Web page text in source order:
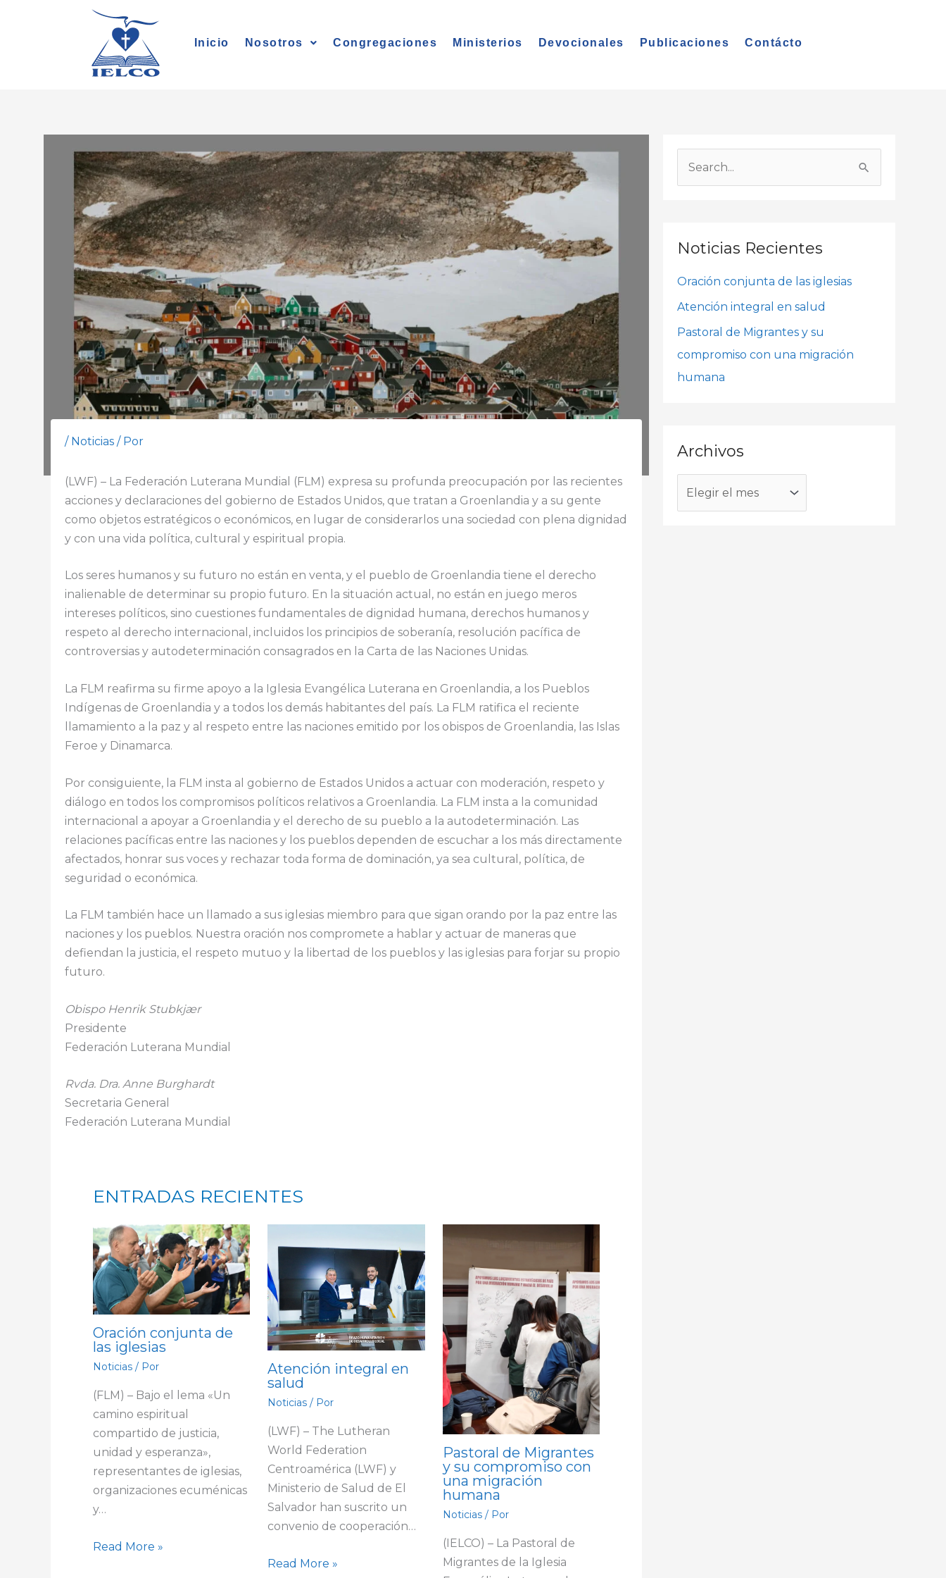
Inicio Nosotros Congregaciones Ministerios Devocionales Publicaciones Contácto
/ Noticias / Por
(LWF) – La Federación Luterana Mundial (FLM) expresa su profunda preocupación por las recientes
acciones y declaraciones del gobierno de Estados Unidos, que tratan a Groenlandia y a su gente
como objetos estratégicos o económicos, en lugar de considerarlos una sociedad con plena dignidad
y con una vida política, cultural y espiritual propia.
Los seres humanos y su futuro no están en venta, y el pueblo de Groenlandia tiene el derecho
inalienable de determinar su propio futuro. En la situación actual, no están en juego meros
intereses políticos, sino cuestiones fundamentales de dignidad humana, derechos humanos y
respeto al derecho internacional, incluidos los principios de soberanía, resolución pacífica de
controversias y autodeterminación consagrados en la Carta de las Naciones Unidas.
La FLM reafirma su firme apoyo a la Iglesia Evangélica Luterana en Groenlandia, a los Pueblos
Indígenas de Groenlandia y a todos los demás habitantes del país. La FLM ratifica el reciente
llamamiento a la paz y al respeto entre las naciones emitido por los obispos de Groenlandia, las Islas
Feroe y Dinamarca.
Por consiguiente, la FLM insta al gobierno de Estados Unidos a actuar con moderación, respeto y
diálogo en todos los compromisos políticos relativos a Groenlandia. La FLM insta a la comunidad
internacional a apoyar a Groenlandia y el derecho de su pueblo a la autodeterminación. Las
relaciones pacíficas entre las naciones y los pueblos dependen de escuchar a los más directamente
afectados, honrar sus voces y rechazar toda forma de dominación, ya sea cultural, política, de
seguridad o económica.
La FLM también hace un llamado a sus iglesias miembro para que sigan orando por la paz entre las
naciones y los pueblos. Nuestra oración nos compromete a hablar y actuar de maneras que
defiendan la justicia, el respeto mutuo y la libertad de los pueblos y las iglesias para forjar su propio
futuro.
Obispo Henrik Stubkjær
Presidente
Federación Luterana Mundial
Rvda. Dra. Anne Burghardt
Secretaria General
Federación Luterana Mundial
ENTRADAS RECIENTES
Oración conjunta de
las iglesias
Noticias / Por
(FLM) – Bajo el lema «Un
camino espiritual
compartido de justicia,
unidad y esperanza»,
representantes de iglesias,
organizaciones ecuménicas
y…
Read More »
Atención integral en
salud
Noticias / Por
(LWF) – The Lutheran
World Federation
Centroamérica (LWF) y
Ministerio de Salud de El
Salvador han suscrito un
convenio de cooperación…
Read More »
Pastoral de Migrantes
y su compromiso con
una migración
humana
Noticias/ Por
(IELCO) – La Pastoral de
Migrantes de la Iglesia
r
p
o
r
:
Noticias Recientes
Oración conjunta de las iglesias
Atención integral en salud
Pastoral de Migrantes y su
compromiso con una migración
humana
Archivos
c
v
o
s